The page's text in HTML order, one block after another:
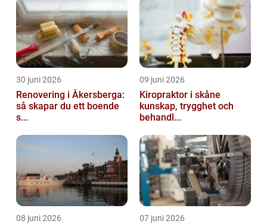
30 juni 2026
Renovering i Åkersberga:
så skapar du ett boende
s...
09 juni 2026
Kiropraktor i skåne
kunskap, trygghet och
behandl...
08 juni 2026 07 juni 2026